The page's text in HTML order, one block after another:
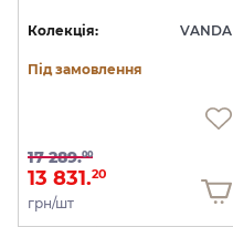
Колекція: VANDA
Під замовлення
17 289.00
13 831.20
грн/шт